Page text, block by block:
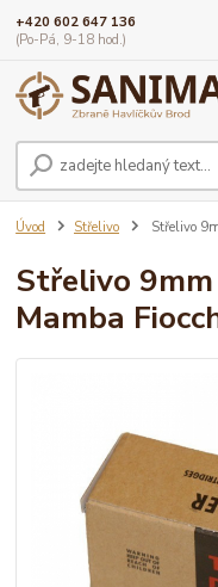
+420 602 647 136
(Po-Pá, 9-18 hod.)
Úvod Střelivo Střelivo
Střelivo
Mamba